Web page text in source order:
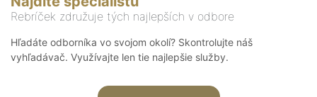
Rebríček združuje tých najlepších v odbore
Hľadáte odborníka vo svojom okolí? Skontrolujte náš
vyhľadávač. Využívajte len tie najlepšie služby.